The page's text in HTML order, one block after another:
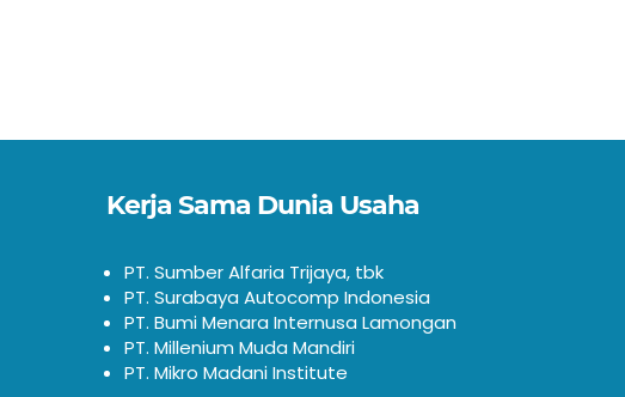
Kerja Sama Dunia Usaha
PT. Sumber Alfaria Trijaya, tbk
PT. Surabaya Autocomp Indonesia
PT. Bumi Menara Internusa Lamongan
PT. Millenium Muda Mandiri
PT. Mikro Madani Institute